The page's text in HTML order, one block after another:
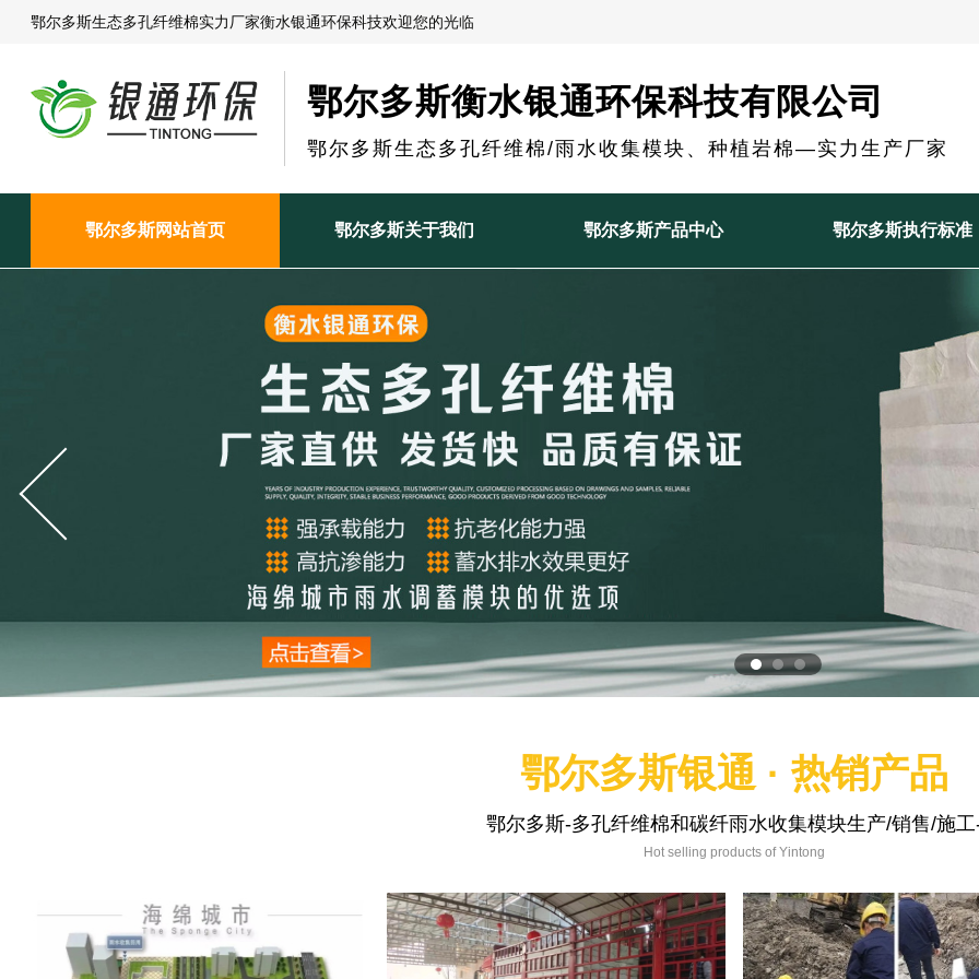
鄂尔多斯生态多孔纤维棉实力厂家衡水银通环保科技欢迎您的光临
鄂尔多斯衡水银通环保科技有限公司
鄂尔多斯生态多孔纤维棉/雨水收集模块、种植岩棉—实力生产厂家
鄂尔多斯网站首页 鄂尔多斯关于我们 鄂尔多斯产品中心 鄂尔多斯执行标准
鄂尔多斯银通 · 热销产品
鄂尔多斯-多孔纤维棉和碳纤雨水收集模块生产/销售/施
Hot selling products of Yintong